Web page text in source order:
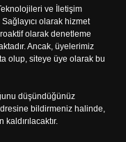
ve İletişim
olarak hizmet
olarak denetleme
Ancak, üyelerimiz
olup, siteye üye olarak bu
düşündüğünüz
bildirmeniz halinde,